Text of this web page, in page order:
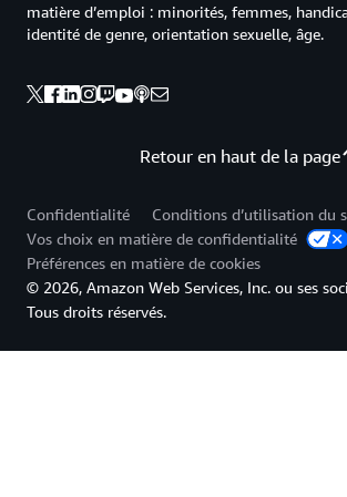
Retour en haut de la page
matière d’emploi : minorités, femmes,
identité de genre, orientation sexuelle, âge.
Confidentialité
Conditions d’utilisation du
Vos choix en matière de confidentialité
Préférences en matière de cookies
© 2026, Amazon Web Services, Inc. ou ses
Tous droits réservés.